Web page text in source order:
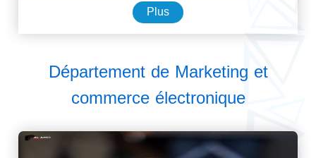
Plus
Département de Marketing et
commerce électronique